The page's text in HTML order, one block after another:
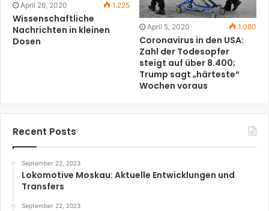
April 26, 2020 1.225
Wissenschaftliche
Nachrichten in kleinen
Dosen
April 5, 2020 1.080
Coronavirus in den USA:
Zahl der Todesopfer
steigt auf über 8.400;
Trump sagt „härteste“
Wochen voraus
Recent Posts
September 22, 2023
Lokomotive Moskau: Aktuelle Entwicklungen und
Transfers
September 22, 2023